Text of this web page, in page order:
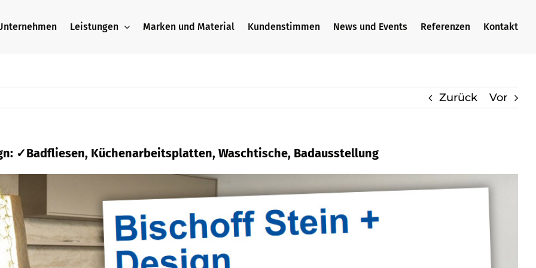
Leistungen Marken und Material Kundenstimmen News und Events Referenzen Kontakt
Zurück Vor
✓Badfliesen, Küchenarbeitsplatten, Waschtische, Badausstellung
bei
Bischoff Stein + Design und ✓Küchenarbeitsplatte, Badfliese, Waschtische,
✓Naturstein, ✓Badfliese, ✓Waschtische und ✓Badausstellung in Altdorf?
Ihr Ziel ist unsere Richtung ✉.